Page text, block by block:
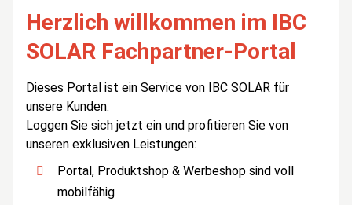
Herzlich willkommen im IBC
SOLAR Fachpartner-Portal
Dieses Portal ist ein Service von IBC SOLAR für
unsere Kunden.
Loggen Sie sich jetzt ein und profitieren Sie von
unseren exklusiven Leistungen:
Portal, Produktshop & Werbeshop sind voll
mobilfähig